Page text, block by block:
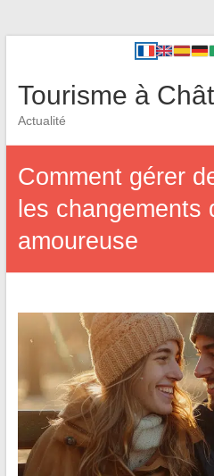
Tourisme à
Actualité
Comment gérer
les changements
amoureuse